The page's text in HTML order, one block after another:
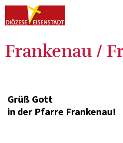
Frankenau /
Grüß Gott
in der Pfarre Frankenau!